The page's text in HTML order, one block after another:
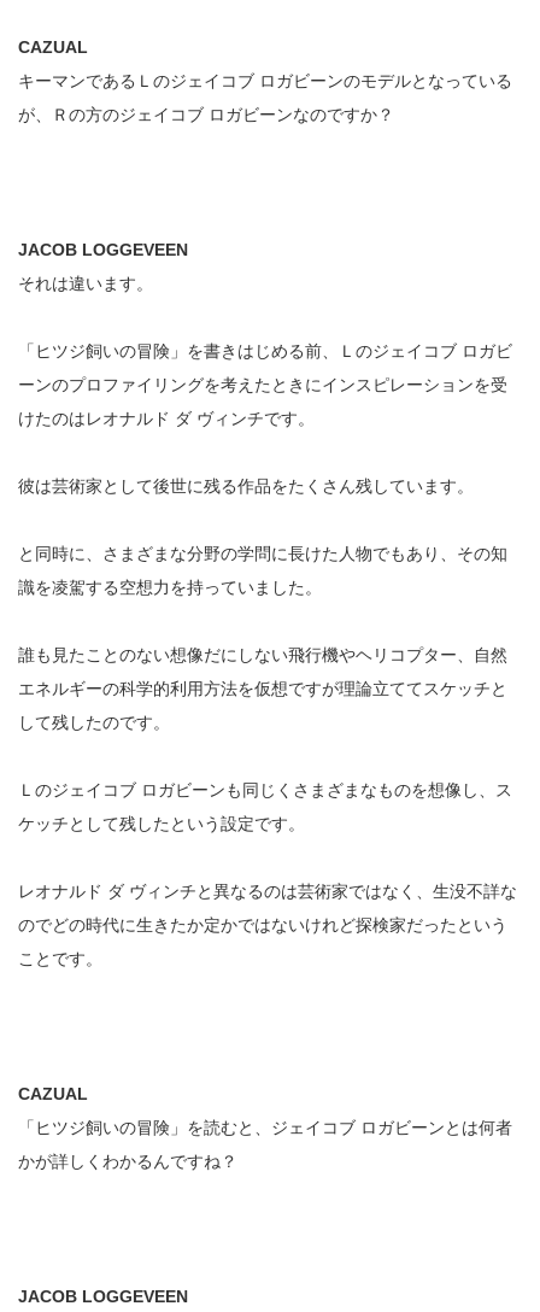
CAZUAL
キーマンであるＬのジェイコブ ロガビーンのモデルとなっている
が、Ｒの方のジェイコブ ロガビーンなのですか？
JACOB LOGGEVEEN
それは違います。
「ヒツジ飼いの冒険」を書きはじめる前、Ｌのジェイコブ ロガビ
ーンのプロファイリングを考えたときにインスピレーションを受
けたのはレオナルド ダ ヴィンチです。
彼は芸術家として後世に残る作品をたくさん残しています。
と同時に、さまざまな分野の学問に長けた人物でもあり、その知
識を凌駕する空想力を持っていました。
誰も見たことのない想像だにしない飛行機やヘリコプター、自然
エネルギーの科学的利用方法を仮想ですが理論立ててスケッチと
して残したのです。
Ｌのジェイコブ ロガビーンも同じくさまざまなものを想像し、ス
ケッチとして残したという設定です。
レオナルド ダ ヴィンチと異なるのは芸術家ではなく、生没不詳な
のでどの時代に生きたか定かではないけれど探検家だったという
ことです。
CAZUAL
「ヒツジ飼いの冒険」を読むと、ジェイコブ ロガビーンとは何者
かが詳しくわかるんですね？
JACOB LOGGEVEEN